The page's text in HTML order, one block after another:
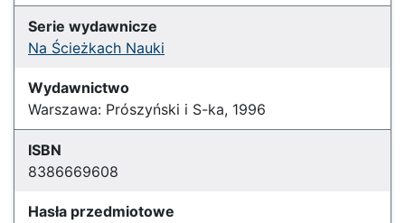
Serie wydawnicze
Na Ścieżkach Nauki
Wydawnictwo
Warszawa: Prószyński i S-ka, 1996
ISBN
8386669608
Hasła przedmiotowe